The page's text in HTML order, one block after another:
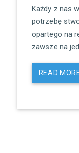
Każdy z nas
potrzebę
opartego na
zawsze na
READ